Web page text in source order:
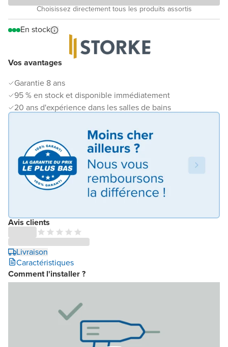
Vos avantages
Garantie 8 ans
95 % en stock et disponible immédiatement
20 ans d'expérience dans les salles de bains
Avis clients
Livraison
Caractéristiques
Comment l'installer ?
Choisissez directement tous les produits assortis
En stock